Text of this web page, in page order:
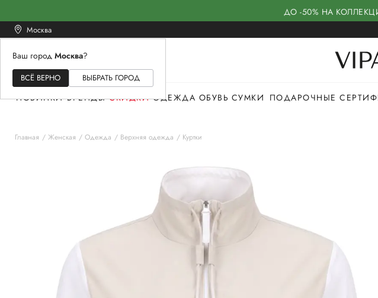
ДО -50% НА
Москва
Ваш город Москва?
ВСЁ ВЕРНО ВЫБРАТЬ ГОРОД
ЖЕНСКОЕМУЖСКОЕ
НОВИНКИ БРЕНДЫ СКИДКИ ОДЕЖДА ОБУВЬ СУМКИ ПОДАРОЧНЫЕ
Главная Женская Одежда Верхняя одежда Куртки